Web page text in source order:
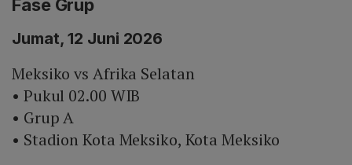
Fase Grup
Jumat, 12 Juni 2026
Meksiko vs Afrika Selatan
• Pukul 02.00 WIB
• Grup A
• Stadion Kota Meksiko, Kota Meksiko